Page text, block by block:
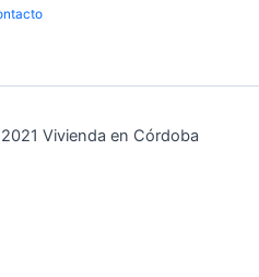
Vivienda en Córdoba